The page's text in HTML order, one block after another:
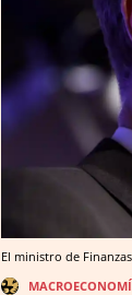
El ministro de